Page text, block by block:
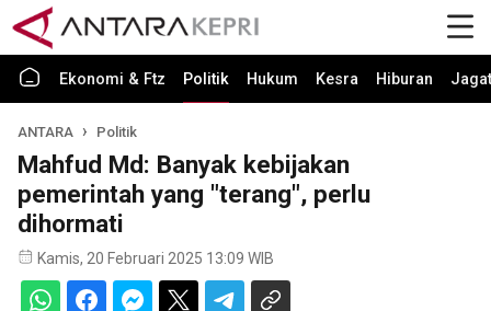
Ekonomi & Ftz Politik Hukum Kesra Hiburan Jagat
ANTARA Politik
Mahfud Md: Banyak kebijakan
pemerintah yang "terang", perlu
dihormati
Kamis, 20 Februari 2025 13:09 WIB